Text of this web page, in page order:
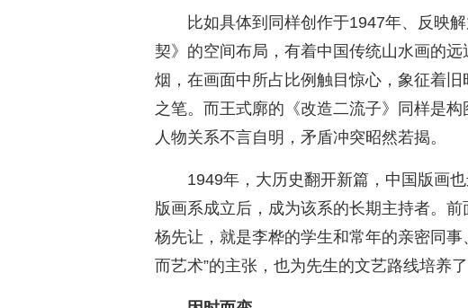
比如具体到同样创作于1947年、反映
契》的空间布局，有着中国传统山水画的
烟，在画面中所占比例触目惊心，象征着
之笔。而王式廓的《改造二流子》同样是
人物关系不言自明，矛盾冲突昭然若揭。
1949年，大历史翻开新篇，中国版画
版画系成立后，成为该系的长期主持者。
杨先让，就是李桦的学生和常年的亲密同
而艺术”的主张，也为先生的文艺路线培养了